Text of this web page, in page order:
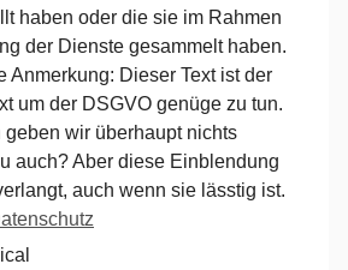
haben oder die sie im Rahmen
der Dienste gesammelt haben.
Anmerkung: Dieser Text ist der
um der DSGVO genüge zu tun.
geben wir überhaupt nichts
auch? Aber diese Einblendung
auch wenn sie lässtig ist.